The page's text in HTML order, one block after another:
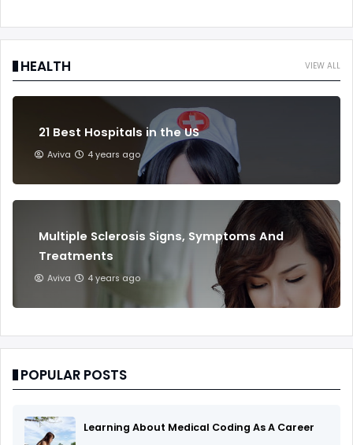
VIEW ALL
HEALTH
21 Best Hospitals in the US
Aviva 4 years ago
Multiple Sclerosis Signs, Symptoms And
Treatments
Aviva 4 years ago
POPULAR POSTS
Learning About Medical Coding As A Career